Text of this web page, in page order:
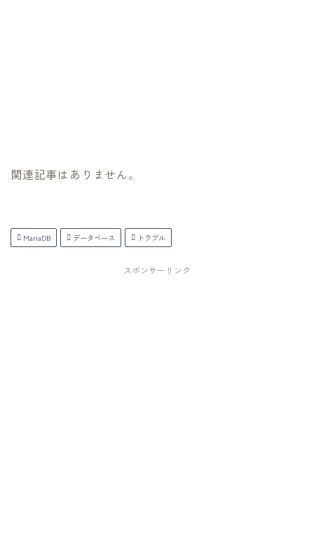
関連記事はありません。
MariaDB データベース トラブル
スポンサーリンク